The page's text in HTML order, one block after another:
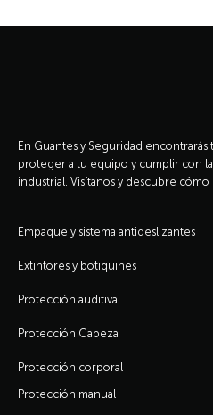
En Guantes y Seguridad
proteger a tu equipo y cumplir con
industrial. Visítanos y descubre cómo
Empaque y sistema antideslizantes
Extintores y botiquines
Protección auditiva
Protección Cabeza
Protección corporal
Protección manual